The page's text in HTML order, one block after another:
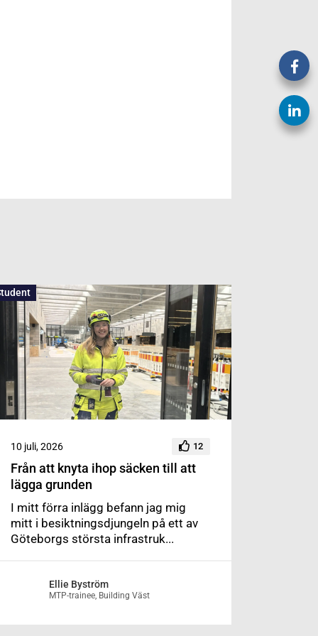
10 juli, 2026 12
Från att knyta ihop säcken till att
lägga grunden
I mitt förra inlägg befann jag mig
mitt i besiktningsdjungeln på ett av
Göteborgs största infrastruk...
Ellie Byström
MTP-trainee, Building Väst